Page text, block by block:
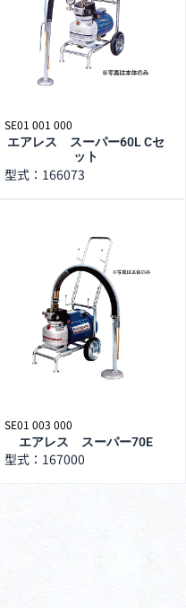
SE01 001 000
エアレス スーパー60L Cセ
ット
型式：166073
SE01 003 000
エアレス スーパー70E
型式：167000